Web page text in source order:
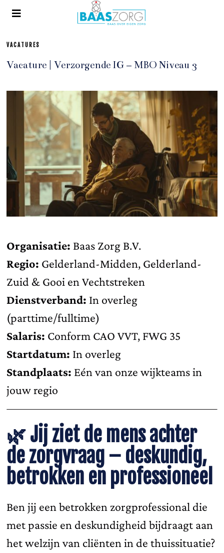
VACATURES
Vacature | Verzorgende IG – MBO Niveau 3
Organisatie: Baas Zorg B.V.
Regio: Gelderland-Midden, Gelderland-
Zuid & Gooi en Vechtstreken
Dienstverband: In overleg
(parttime/fulltime)
Salaris: Conform CAO VVT, FWG 35
Startdatum: In overleg
Standplaats: Eén van onze wijkteams in
jouw regio
🌿Jij ziet de mens achter
de zorgvraag – deskundig,
betrokken en professioneel
Ben jij een betrokken zorgprofessional die
met passie en deskundigheid bijdraagt aan
het welzijn van cliënten in de thuissituatie?